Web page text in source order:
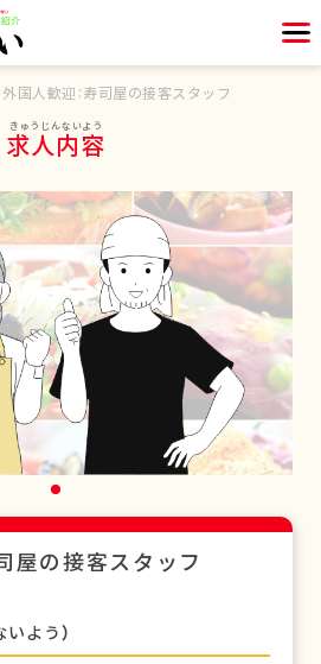
外国人歓迎：寿司屋の接客スタッフ
求人内容
屋の接客スタッフ
よう）